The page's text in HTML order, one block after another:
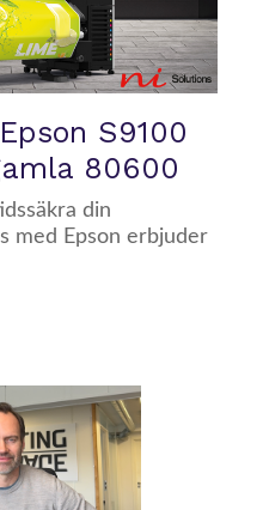
S9100
80600
din
med Epson erbjuder